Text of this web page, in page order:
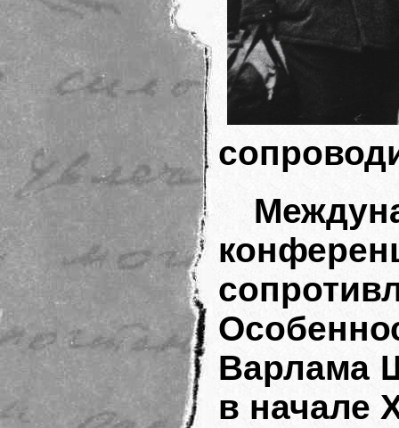
Варлама
в начале